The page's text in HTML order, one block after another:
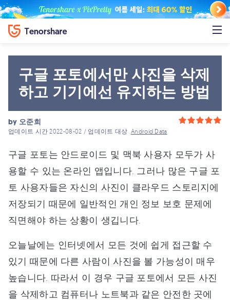
구글 포토에서만 사진을 삭제
하고 기기에선 유지하는 방법
by 오준희
업데이트 시간 2022-08-02 / 업데이트 대상Android Data
구글 포토는 안드로이드 및 맥북 사용자 모두가 사
용할 수 있는 온라인 앱입니다. 그러나 많은 구글 포
토 사용자들은 자신의 사진이 클라우드 스토리지에
저장되기 때문에 일반적인 개인 정보 보호 문제에
직면해야 하는 상황이 생깁니다.
오늘날에는 인터넷에서 모든 것에 쉽게 접근할 수
있기 때문에 다른 사람이 사진을 볼 가능성이 매우
높습니다. 따라서 이 경우 구글 포토에서 모든 사진
을 삭제하고 컴퓨터나 노트북과 같은 안전한 곳에